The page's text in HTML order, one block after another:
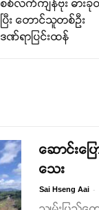
စစ်လက်ကျန်ဗုံး ဓား
ပြီး တောင်သူတစ်ဦး
ဒဏ်ရာပြင်းထန်
ဆောင်းပြ
သေး
Sai Hseng Aai -